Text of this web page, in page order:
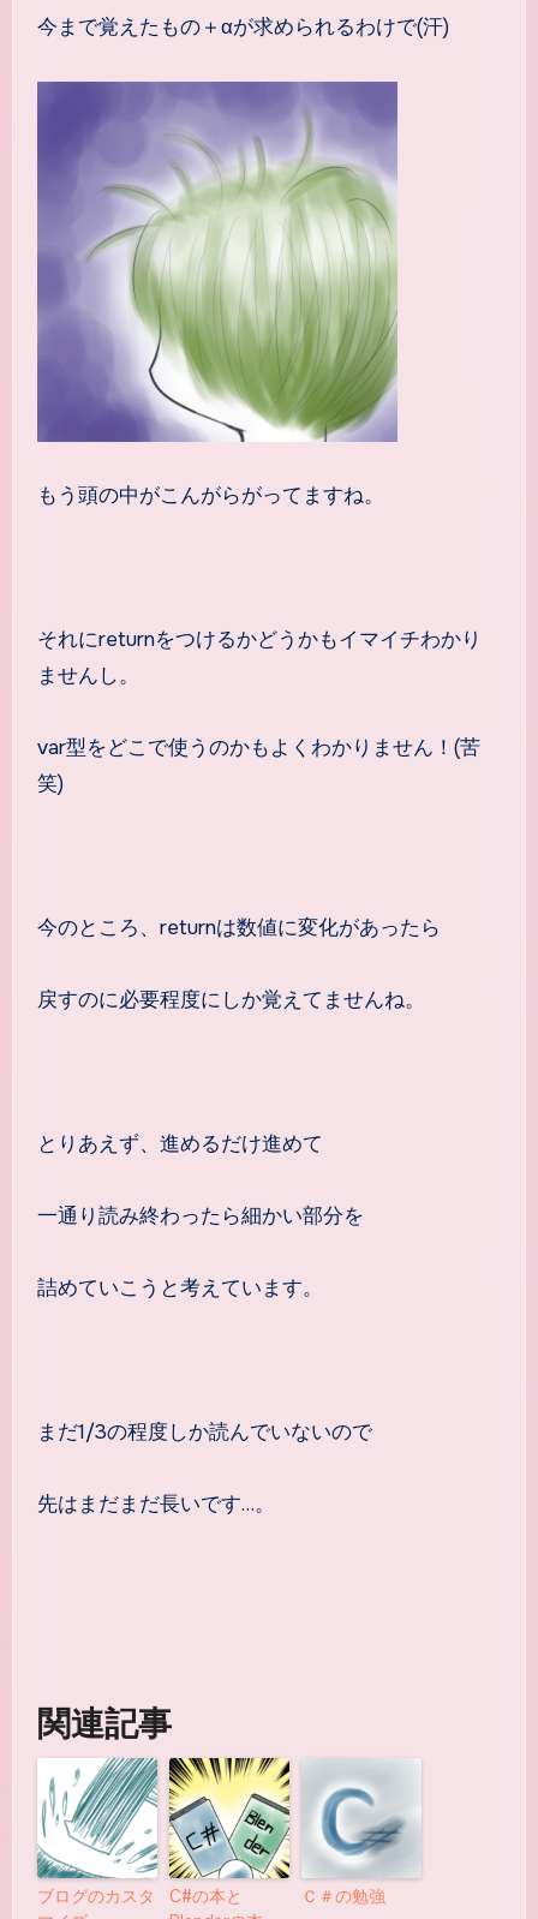
今まで覚えたもの＋αが求められるわけで(汗)
もう頭の中がこんがらがってますね。
それにreturnをつけるかどうかもイマイチわかり
ませんし。
var型をどこで使うのかもよくわかりません！(苦
笑)
今のところ、returnは数値に変化があったら
戻すのに必要程度にしか覚えてませんね。
とりあえず、進めるだけ進めて
一通り読み終わったら細かい部分を
詰めていこうと考えています。
まだ1/3の程度しか読んでいないので
先はまだまだ長いです…。
関連記事
ブログのカスタ
C#の本と
Ｃ＃の勉強